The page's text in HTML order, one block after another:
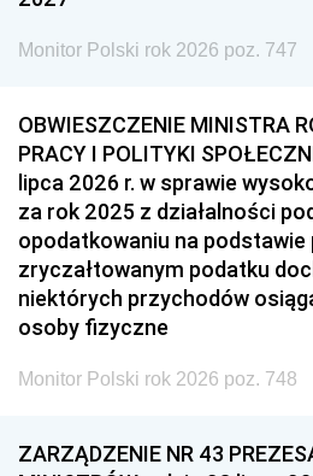
Monitor Polski rok 2026 poz. 747
OBWIESZCZENIE MINISTRA
PRACY I POLITYKI
lipca 2026 r. w sprawie
za rok 2025 z działalności
opodatkowaniu na podstawie
zryczałtowanym podatku
niektórych przychodów
osoby fizyczne
Monitor Polski rok 2026 poz. 748
ZARZĄDZENIE NR 43